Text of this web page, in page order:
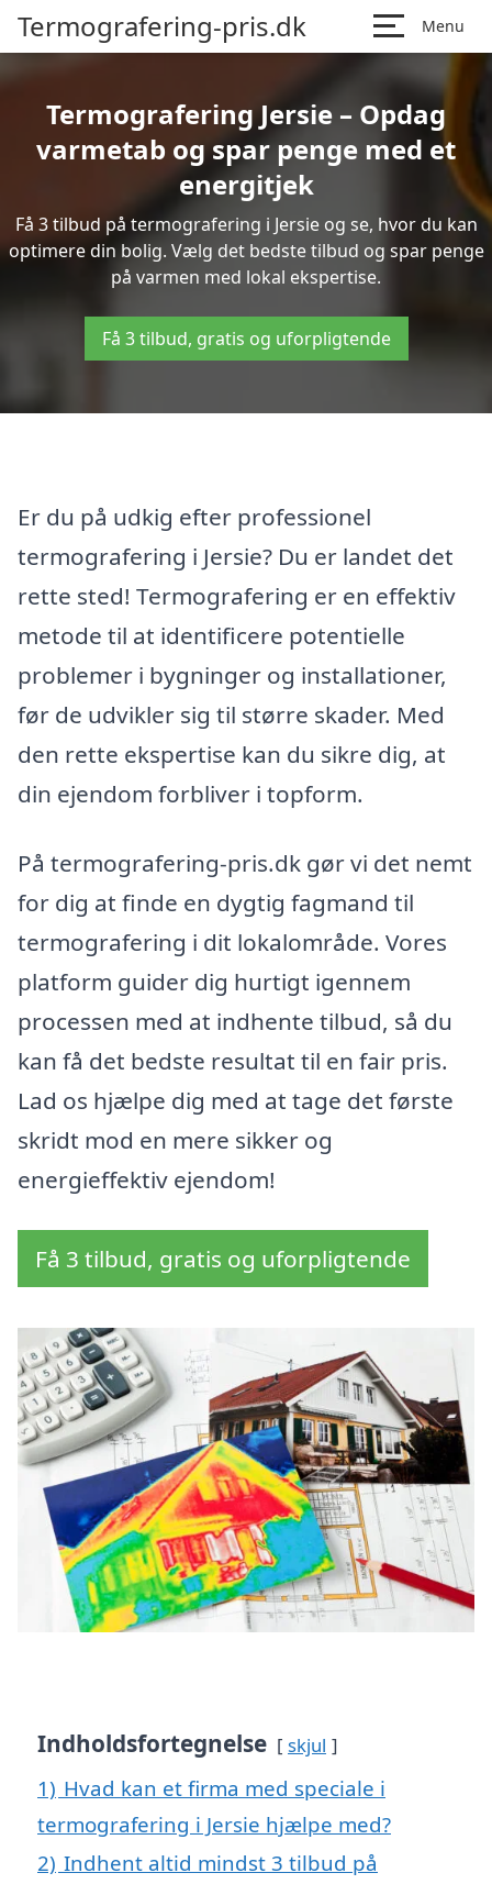
Termografering-pris.dk Menu
Termografering Jersie – Opdag
varmetab og spar penge med et
energitjek
Få 3 tilbud på termografering i Jersie og se, hvor du kan
optimere din bolig. Vælg det bedste tilbud og spar penge
på varmen med lokal ekspertise.
Få 3 tilbud, gratis og uforpligtende
Er du på udkig efter professionel
termografering i Jersie? Du er landet det
rette sted! Termografering er en effektiv
metode til at identificere potentielle
problemer i bygninger og installationer,
før de udvikler sig til større skader. Med
den rette ekspertise kan du sikre dig, at
din ejendom forbliver i topform.
På termografering-pris.dk gør vi det nemt
for dig at finde en dygtig fagmand til
termografering i dit lokalområde. Vores
platform guider dig hurtigt igennem
processen med at indhente tilbud, så du
kan få det bedste resultat til en fair pris.
Lad os hjælpe dig med at tage det første
skridt mod en mere sikker og
energieffektiv ejendom!
Få 3 tilbud, gratis og uforpligtende
Indholdsfortegnelse skjul
1) Hvad kan et firma med speciale i
termografering i Jersie hjælpe med?
2) Indhent altid mindst 3 tilbud på